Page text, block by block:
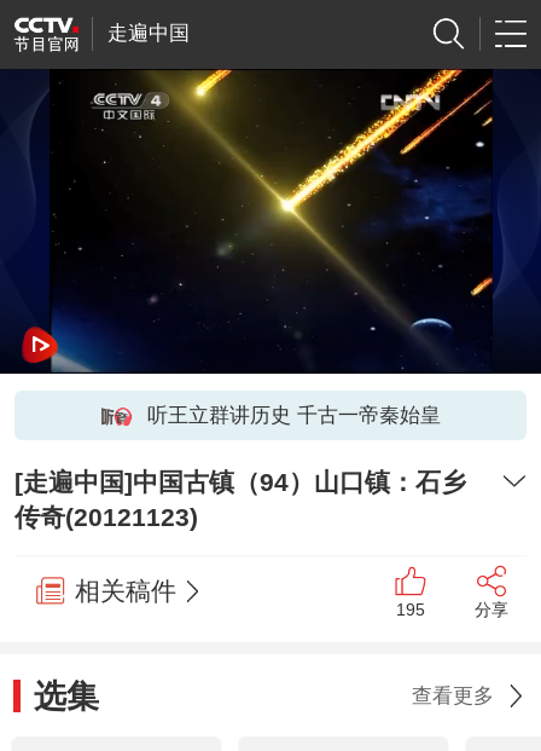
走遍中国
听王立群讲历史 千古一帝秦始皇
[走遍中国]中国古镇（94）山口镇：石乡
传奇(20121123)
相关稿件
195 分享
选集 查看更多